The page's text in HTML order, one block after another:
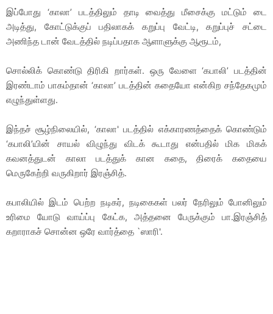
இப்போது ‘காலா’ படத்திலும் தாடி வைத்து மீசைக்கு மட்டும் டை
அடித்து, கோட்டுக்குப் பதிலாகக் கறுப்பு வேட்டி, கறுப்புச் சட்டை
அணிந்த டான் வேடத்தில் நடிப்பதாக ஆளாளுக்கு ஆரூடம்,
சொல்லிக் கொண்டு திரிகி றார்கள். ஒரு வேளை ‘கபாலி’ படத்தின்
இரண்டாம் பாகம்தான் ‘காலா’ படத்தின் கதையோ என்கிற சந்தேகமும்
எழுந்துள்ளது.
இந்தச் சூழ்நிலையில், ‘காலா' படத்தில் எக்காரணத்தைக் கொண்டும்
‘கபாலி’யின் சாயல் விழுந்து விடக் கூடாது என்பதில் மிக மிகக்
கவனத்துடன் காலா படத்துக் கான கதை, திரைக் கதையை
மெருகேற்றி வருகிறார் இரஞ்சித்.
கபாலியில் இடம் பெற்ற நடிகர், நடிகைகள் பலர் நேரிலும் போனிலும்
உரிமை யோடு வாய்ப்பு கேட்க, அத்தனை பேருக்கும் பா.இரஞ்சித்
கறாராகச் சொன்ன ஒரே வார்த்தை `ஸாரி'.